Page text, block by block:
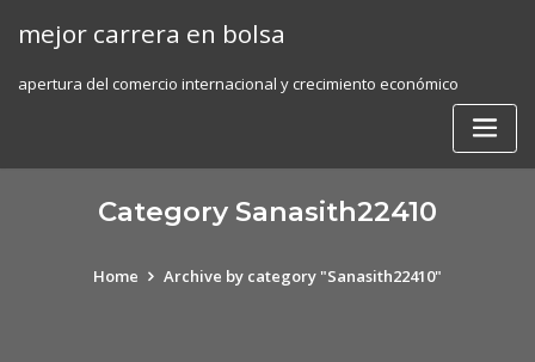
mejor carrera en bolsa
apertura del comercio internacional y crecimiento económico
Category Sanasith22410
Home Archive by category "Sanasith22410"